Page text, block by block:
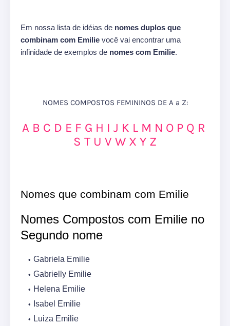
Em nossa lista de idéias de nomes duplos que
combinam com Emilie você vai encontrar uma
infinidade de exemplos de nomes com Emilie.
NOMES COMPOSTOS FEMININOS DE A a Z:
A B C D E F G H I J K L M N O P Q R
S T U V W X Y Z
Nomes que combinam com Emilie
Nomes Compostos com Emilie no
Segundo nome
Gabriela Emilie
Gabrielly Emilie
Helena Emilie
Isabel Emilie
Luiza Emilie